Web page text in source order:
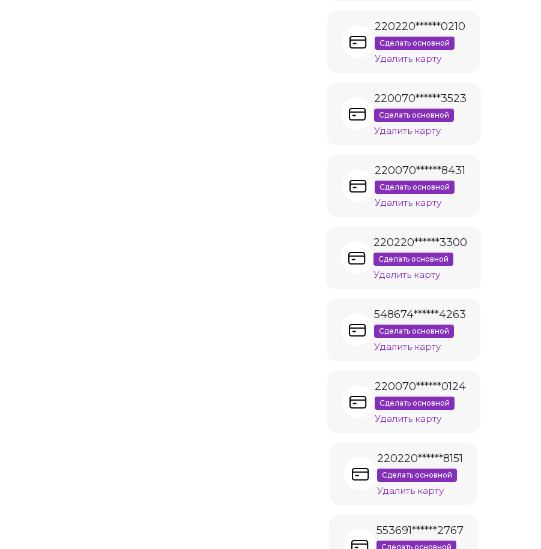
220220******0210
Сделать основной
Удалить карту
220070******3523
Сделать основной
Удалить карту
220070******8431
Сделать основной
Удалить карту
220220******3300
Сделать основной
Удалить карту
548674******4263
Сделать основной
Удалить карту
220070******0124
Сделать основной
Удалить карту
220220******8151
Сделать основной
Удалить карту
553691******2767
Сделать основной